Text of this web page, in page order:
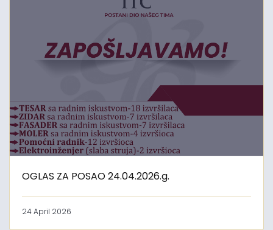
OGLAS ZA POSAO 24.04.2026.g.
24 April 2026